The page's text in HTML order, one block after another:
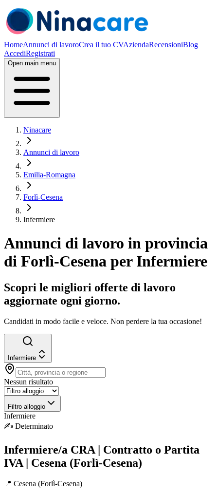
HomeAnnunci di lavoroCrea il tuo CVAziendaRecensioniBlog
AccediRegistrati
Open main menu
Ninacare
Annunci di lavoro
Emilia-Romagna
Forlì-Cesena
Infermiere
Annunci di lavoro in provincia
di Forlì-Cesena per Infermiere
Scopri le migliori offerte di lavoro
aggiornate ogni giorno.
Candidati in modo facile e veloce. Non perdere la tua occasione!
Infermiere
Nessun risultato
Filtro alloggio
Infermiere
✍️ Determinato
Infermiere/a CRA | Contratto o Partita
IVA | Cesena (Forlì-Cesena)
📍 Cesena (Forlì-Cesena)